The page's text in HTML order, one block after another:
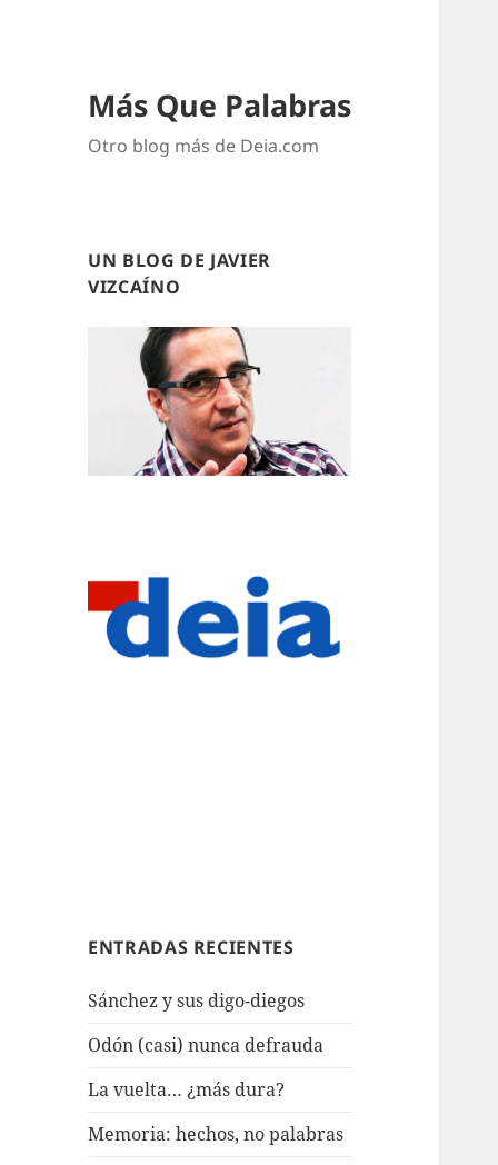
Más Que Palabras
Otro blog más de Deia.com
UN BLOG DE JAVIER
VIZCAÍNO
ENTRADAS RECIENTES
Sánchez y sus digo-diegos
Odón (casi) nunca defrauda
La vuelta… ¿más dura?
Memoria: hechos, no palabras